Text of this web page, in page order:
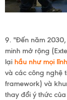
9. "Đến năm
minh mở rộng
lại hầu như mọi
và các công nghệ
framework) và
thay đổi ý thức